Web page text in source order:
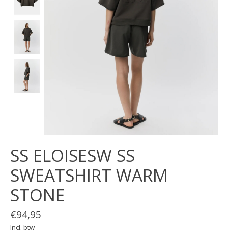
SS ELOISESW SS
SWEATSHIRT WARM
STONE
€94,95
Incl. btw